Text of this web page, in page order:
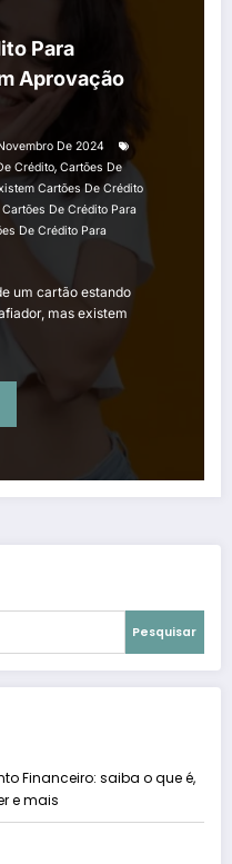
Para
Aprovação
De 2024
Crédito, Cartões De
Cartões De Crédito
De Crédito Para
De Crédito Para
um cartão estando
mas existem
Pesquisar
Financeiro: saiba o que é,
e mais